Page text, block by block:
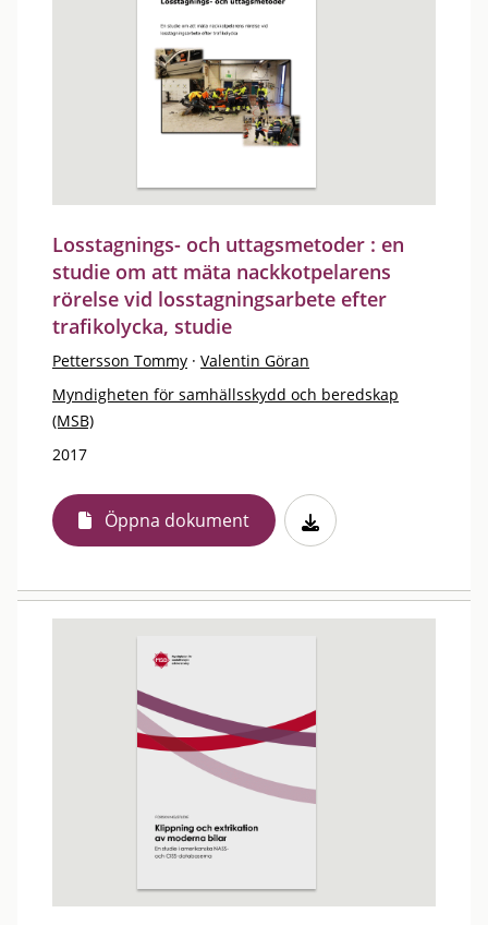
Losstagnings- och uttagsmetoder : en
studie om att mäta nackkotpelarens
rörelse vid losstagningsarbete efter
trafikolycka, studie
Pettersson Tommy · Valentin Göran
Myndigheten för samhällsskydd och beredskap
(MSB)
2017
Öppna dokument